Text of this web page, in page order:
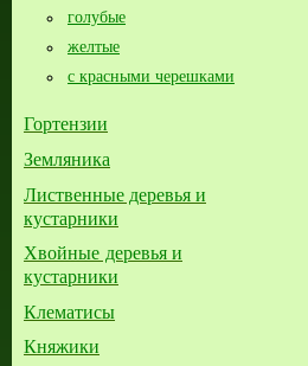
голубые
желтые
с красными черешками
Гортензии
Земляника
Лиственные деревья и
кустарники
Хвойные деревья и
кустарники
Клематисы
Княжики